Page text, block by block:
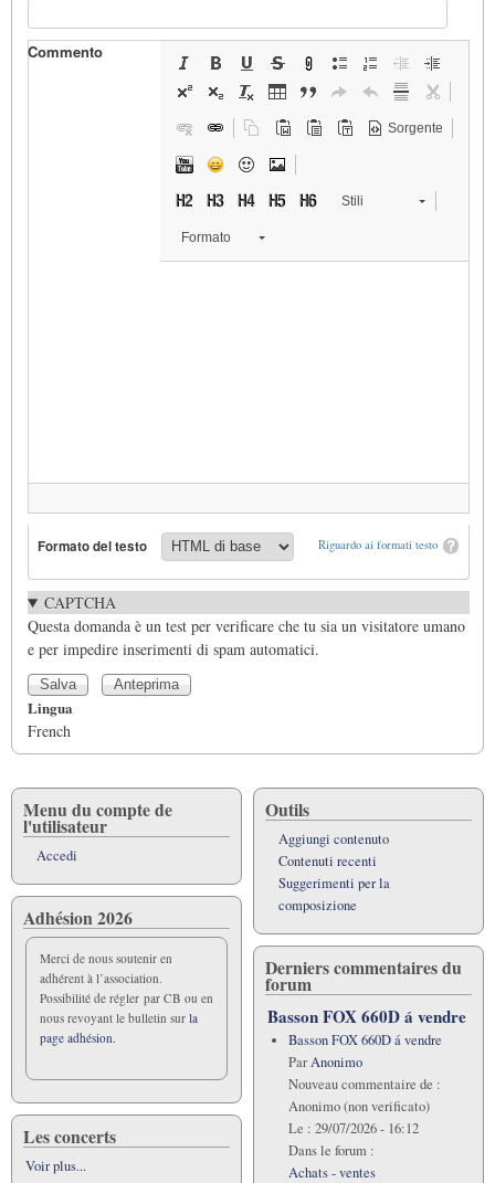
Commento
Sorgente
Stili
Formato
Riguardo ai formati testo
Formato del testo
CAPTCHA
Questa domanda è un test per verificare che tu sia un visitatore umano
e per impedire inserimenti di spam automatici.
Lingua
French
Menu du compte de
l'utilisateur
Accedi
Adhésion 2026
Merci de nous soutenir en
adhérent à l’association.
Possibilité de régler par CB ou en
nous revoyant le bulletin sur la
page adhésion.
Les concerts
Voir plus...
Outils
Aggiungi contenuto
Contenuti recenti
Suggerimenti per la
composizione
Derniers commentaires du
forum
Basson FOX 660D á vendre
Basson FOX 660D á vendre
ParAnonimo
Nouveau commentaire de :
Anonimo (non verificato)
Le : 29/07/2026 - 16:12
Dans le forum :
Achats - ventes